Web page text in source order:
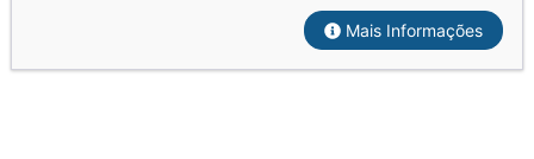
Mais Informações